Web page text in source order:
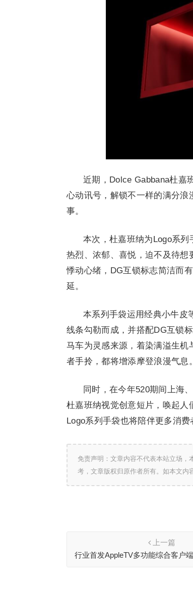
近期，Dolce Gabbana杜嘉
心动讯号，解锁不一样的满分浪
事。
本次，杜嘉班纳为Logo系
热烈、浓郁、喜悦，迫不及待
悸动心绪，DG互锁标志简洁而
延。
本系列手袋运用经典小牛皮
线条勾勒而成，并搭配DG互锁
马车为灵感来源，着染满溢生
者手拎，都将增添摩登浪漫气息。
同时，在今年520期间上海
杜嘉班纳视觉创意短片，唤起人
Logo系列手袋也将陪伴更多消费
免责声明：文章内容不代表本站立场，
考，文章版权归原作者所有。如本文内
上一篇
行业首发AppleTV多功能综合客户